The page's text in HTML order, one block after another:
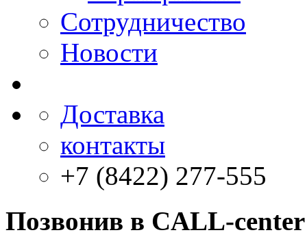
Сотрудничество
Новости
Доставка
контакты
+7 (8422) 277-555
Позвонив в CALL-